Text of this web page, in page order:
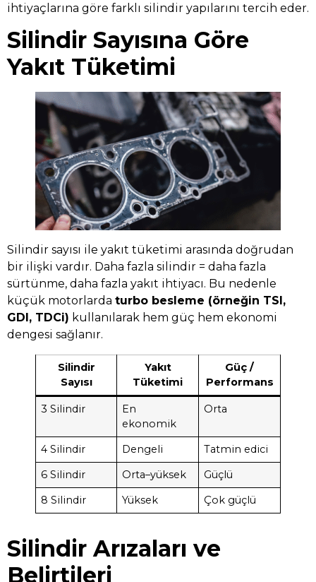
ihtiyaçlarına göre farklı silindir yapılarını tercih eder.
Silindir Sayısına Göre
Yakıt Tüketimi
Silindir sayısı ile yakıt tüketimi arasında doğrudan
bir ilişki vardır. Daha fazla silindir = daha fazla
sürtünme, daha fazla yakıt ihtiyacı. Bu nedenle
küçük motorlarda turbo besleme (örneğin TSI,
GDI, TDCi) kullanılarak hem güç hem ekonomi
dengesi sağlanır.
Silindir
Sayısı
Yakıt
Tüketimi
Güç /
Performans
3 Silindir
En
ekonomik
Orta
4 Silindir Dengeli
Tatmin edici
6 Silindir
Orta–yüksek
Güçlü
8 Silindir
Yüksek Çok güçlü
Silindir Arızaları ve
Belirtileri